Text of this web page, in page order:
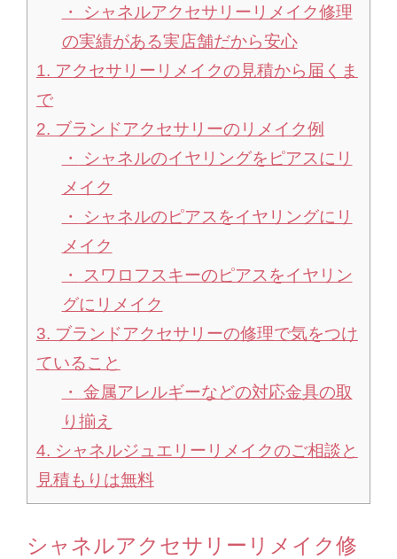
シャネルアクセサリーリメイク修理
の実績がある実店舗だから安心
1. アクセサリーリメイクの見積から届くま
で
2. ブランドアクセサリーのリメイク例
シャネルのイヤリングをピアスにリ
メイク
シャネルのピアスをイヤリングにリ
メイク
スワロフスキーのピアスをイヤリン
グにリメイク
3. ブランドアクセサリーの修理で気をつけ
ていること
金属アレルギーなどの対応金具の取
り揃え
4. シャネルジュエリーリメイクのご相談と
見積もりは無料
シャネルアクセサリー リメイク修